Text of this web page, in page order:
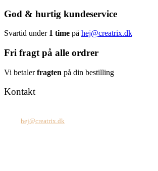
God & hurtig kundeservice
Svartid under 1 time på hej@creatrix.dk
Fri fragt på alle ordrer
Vi betalerfragten på din bestilling
Kontakt
hej@creatrix.dk